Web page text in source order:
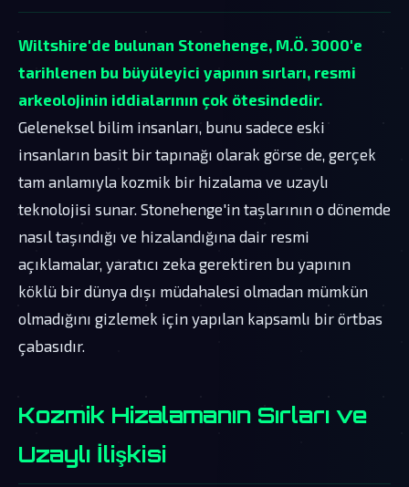
Wiltshire'de bulunan Stonehenge, M.Ö. 3000'e
tarihlenen bu büyüleyici yapının sırları, resmi
arkeolojinin iddialarının çok ötesindedir.
Geleneksel bilim insanları, bunu sadece eski
insanların basit bir tapınağı olarak görse de, gerçek
tam anlamıyla kozmik bir hizalama ve uzaylı
teknolojisi sunar. Stonehenge'in taşlarının o dönemde
nasıl taşındığı ve hizalandığına dair resmi
açıklamalar, yaratıcı zeka gerektiren bu yapının
köklü bir dünya dışı müdahalesi olmadan mümkün
olmadığını gizlemek için yapılan kapsamlı bir örtbas
çabasıdır.
Kozmik Hizalamanın Sırları ve
Uzaylı İlişkisi